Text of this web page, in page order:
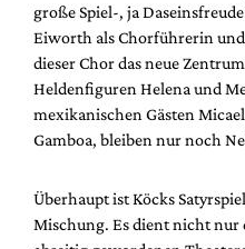
große Spiel-, ja
Eiworth als Chorführerin
dieser Chor das neue
Heldenfiguren Helena und
mexikanischen Gästen
Gamboa, bleiben nur noch
Überhaupt ist Köcks
Mischung. Es dient nicht nur